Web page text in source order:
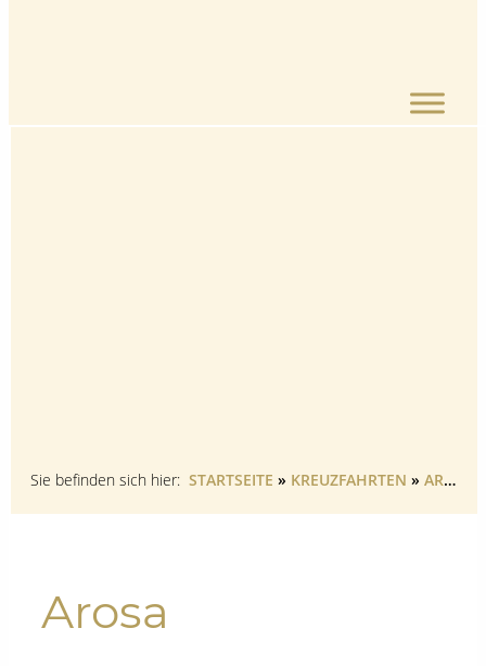
Sie befinden sich hier: STARTSEITE » KREUZFAHRTEN » AROSA
Arosa